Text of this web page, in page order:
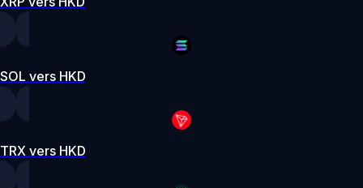
SOL vers HKD
TRX vers HKD